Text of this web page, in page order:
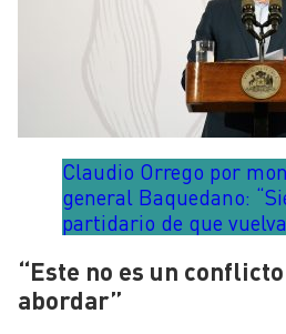
Claudio Orrego por
general Baquedano:
partidario de que
“Este no es un
abordar”